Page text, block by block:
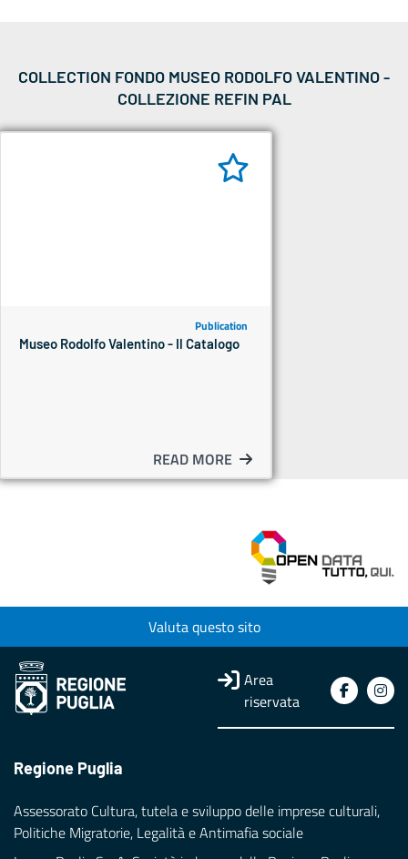
COLLECTION FONDO MUSEO RODOLFO VALENTINO -
COLLEZIONE REFIN PAL
Publication
Museo Rodolfo Valentino - Il Catalogo
READ MORE
Valuta questo sito
Area
riservata
Regione Puglia
Assessorato Cultura, tutela e sviluppo delle imprese culturali,
Politiche Migratorie, Legalità e Antimafia sociale